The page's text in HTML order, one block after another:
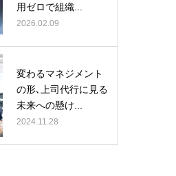
用ゼロで組織...
2026.02.09
変わるマネジメント
の形､上司代行に見る
未来への懸け...
2024.11.28